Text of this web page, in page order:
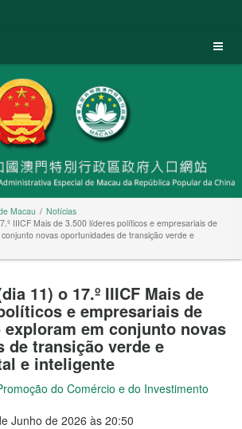
Macau
Notícias
IIICF Mais de 3.500 líderes políticos e empresariais de
novas oportunidades de transição verde e
11) o 17.º IIICF Mais de
e empresariais de
em conjunto novas
de transição verde e
e inteligente
do Comércio e do Investimento
Junho de 2026 às 20:50